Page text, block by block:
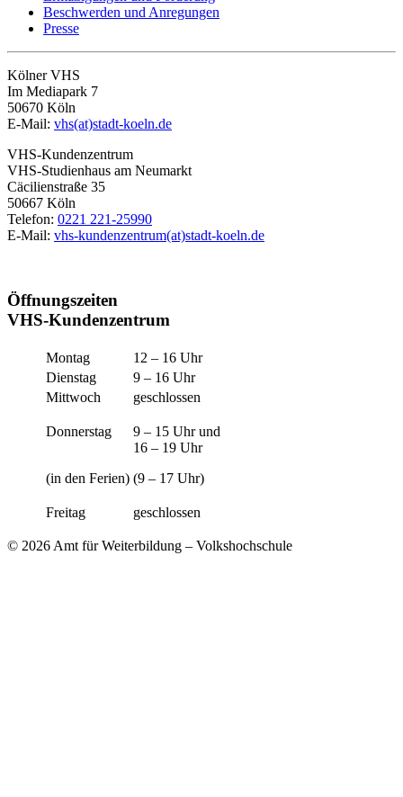
Beschwerden und Anregungen
Presse
Kölner VHS
Im Mediapark 7
50670 Köln
E-Mail: vhs(at)stadt-koeln.de
VHS-Kundenzentrum
VHS-Studienhaus am Neumarkt
Cäcilienstraße 35
50667 Köln
Telefon: 0221 221-25990
E-Mail: vhs-kundenzentrum(at)stadt-koeln.de
Öffnungszeiten
VHS-Kundenzentrum
Montag
12 – 16 Uhr
Dienstag
9 – 16 Uhr
Mittwoch
geschlossen
Donnerstag
(in den Ferien)
9 – 15 Uhr und
16 – 19 Uhr
(9 – 17 Uhr)
Freitag geschlossen
© 2026 Amt für Weiterbildung – Volkshochschule